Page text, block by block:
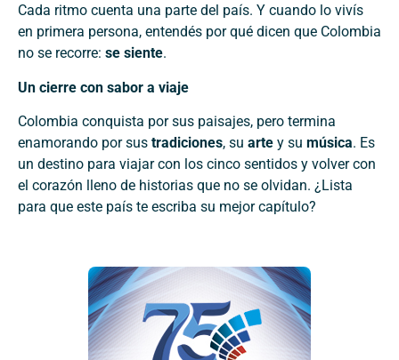
Cada ritmo cuenta una parte del país. Y cuando lo vivís
en primera persona, entendés por qué dicen que Colombia
no se recorre: se siente.
Un cierre con sabor a viaje
Colombia conquista por sus paisajes, pero termina
enamorando por sus tradiciones, su arte y su música. Es
un destino para viajar con los cinco sentidos y volver con
el corazón lleno de historias que no se olvidan. ¿Lista
para que este país te escriba su mejor capítulo?